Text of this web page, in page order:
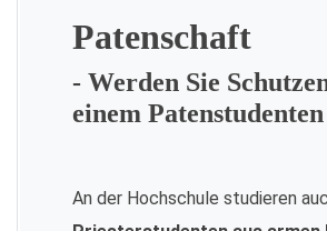
Patenschaft
- Werden Sie
einem Patenstudenten
An der Hochschule studieren